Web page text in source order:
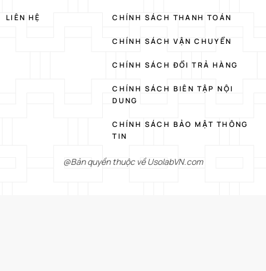
LIÊN HỆ CHÍNH SÁCH THANH TOÁN
CHÍNH SÁCH VẬN CHUYỂN
CHÍNH SÁCH ĐỔI TRẢ HÀNG
CHÍNH SÁCH BIÊN TẬP NỘI
DUNG
CHÍNH SÁCH BẢO MẬT THÔNG
TIN
@Bản quyền thuộc về UsolabVN.com